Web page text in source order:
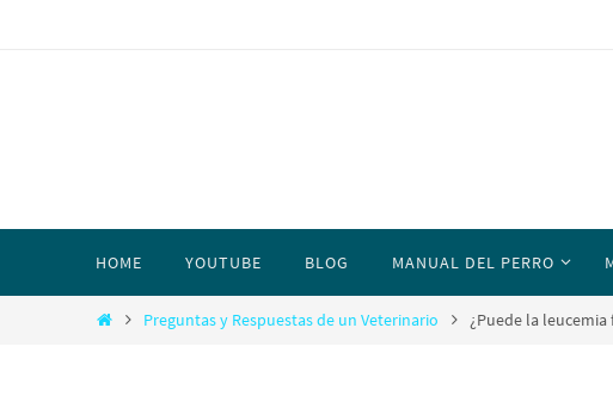
HOME YOUTUBE BLOG MANUAL DEL PERRO
Preguntas y Respuestas de un Veterinario ¿Puede la